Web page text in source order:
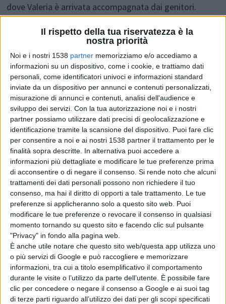
Il rispetto della tua riservatezza è la
nostra priorità
Noi e i nostri 1538 partner memorizziamo e/o accediamo a
informazioni su un dispositivo, come i cookie, e trattiamo dati
personali, come identificatori univoci e informazioni standard
inviate da un dispositivo per annunci e contenuti personalizzati,
misurazione di annunci e contenuti, analisi dell'audience e
sviluppo dei servizi. Con la tua autorizzazione noi e i nostri
partner possiamo utilizzare dati precisi di geolocalizzazione e
identificazione tramite la scansione del dispositivo. Puoi fare clic
per consentire a noi e ai nostri 1538 partner il trattamento per le
finalità sopra descritte. In alternativa puoi accedere a
informazioni più dettagliate e modificare le tue preferenze prima
di acconsentire o di negare il consenso. Si rende noto che alcuni
trattamenti dei dati personali possono non richiedere il tuo
consenso, ma hai il diritto di opporti a tale trattamento. Le tue
preferenze si applicheranno solo a questo sito web. Puoi
modificare le tue preferenze o revocare il consenso in qualsiasi
momento tornando su questo sito e facendo clic sul pulsante
"Privacy" in fondo alla pagina web.
È anche utile notare che questo sito web/questa app utilizza uno
o più servizi di Google e può raccogliere e memorizzare
informazioni, tra cui a titolo esemplificativo il comportamento
durante le visite o l’utilizzo da parte dell’utente. È possibile fare
clic per concedere o negare il consenso a Google e ai suoi tag
di terze parti riguardo all’utilizzo dei dati per gli scopi specificati
dove Valeria è arrivata accompagnata dai genitori.
"Sono stato felice di accoglierla e di ascoltarla –
dice il Presidente del Consiglio
ComunaleAntonio Blasioli– Onore al fatto che
abbia scritto un libro quando aveva 10 anni, due
anni fa, alla perdita della di poco più grande.
Onore alla sua grande fantasia che le ha
concesso di costruire una storia fantasy
commovente anche solo per riabbracciarla,
incontrarla di nuovo. Nel libro e nel racconto di
Valeria abbiamo percepito le speranze che la
ragazza si salvasse dalla malattia che l'ha
portata via e il dolore grande di aver perso
prematuramente una sorella e anche un'amica.
Così come nella sua serenità di oggi è apparso
imponente il grande legame della famiglia, con i
genitori che la seguivano dalla platea